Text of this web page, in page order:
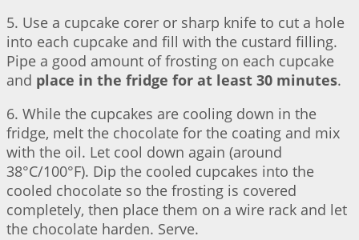
5. Use a cupcake corer or sharp knife to cut a hole
into each cupcake and fill with the custard filling.
Pipe a good amount of frosting on each cupcake
and place in the fridge for at least 30 minutes.
6. While the cupcakes are cooling down in the
fridge, melt the chocolate for the coating and mix
with the oil. Let cool down again (around
38°C/100°F). Dip the cooled cupcakes into the
cooled chocolate so the frosting is covered
completely, then place them on a wire rack and let
the chocolate harden. Serve.